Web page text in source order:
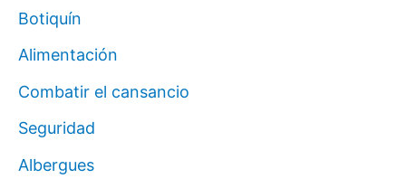
Botiquín
Alimentación
Combatir el cansancio
Seguridad
Albergues